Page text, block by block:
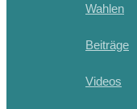
Wahlen
Beiträge
Videos